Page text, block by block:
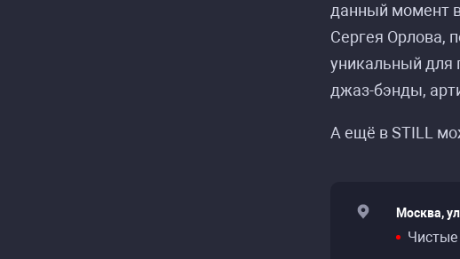
данный момент
Сергея Орлова,
уникальный для
джаз-бэнды,
А ещё в STILL
Москва,